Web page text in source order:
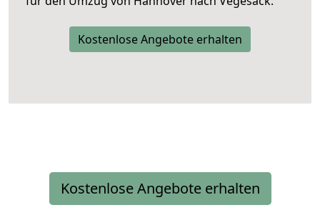
Kostenlose Angebote erhalten
Kostenlose Angebote erhalten